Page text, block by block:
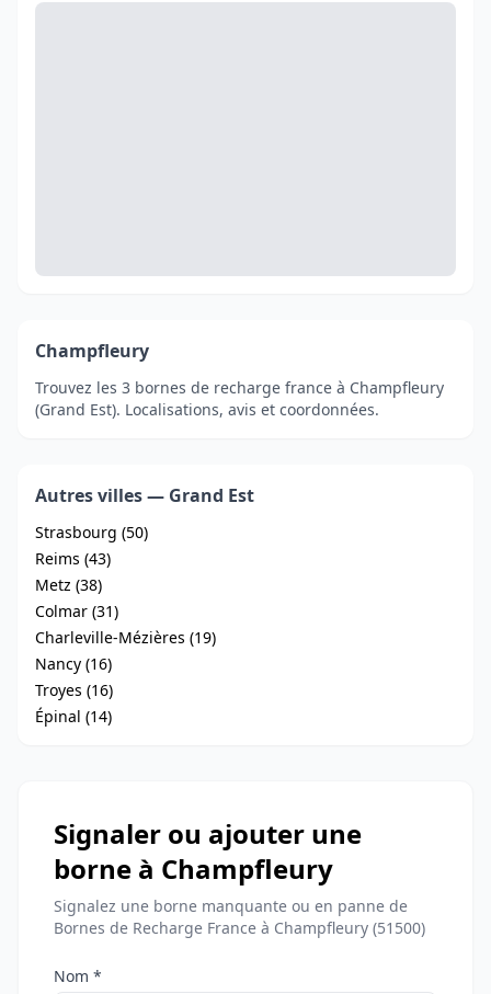
Champfleury
Trouvez les 3 bornes de recharge france à Champfleury
(Grand Est). Localisations, avis et coordonnées.
Autres villes — Grand Est
Strasbourg (50)
Reims (43)
Metz (38)
Colmar (31)
Charleville-Mézières (19)
Nancy (16)
Troyes (16)
Épinal (14)
Signaler ou ajouter une
borne à Champfleury
Signalez une borne manquante ou en panne de
Bornes de Recharge France à Champfleury (51500)
Nom *